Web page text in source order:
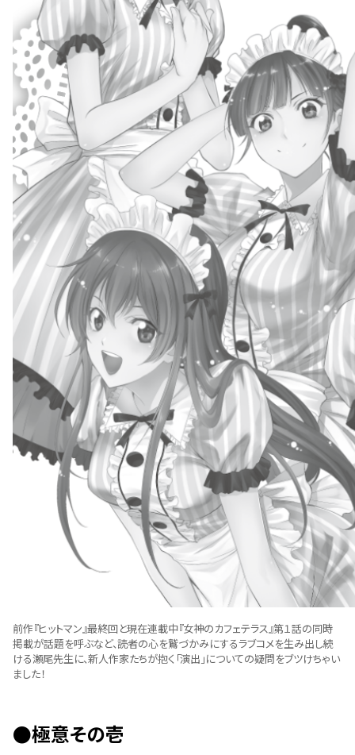
前作『ヒットマン』最終回と現在連載中『女神のカフェテラス』第１話の同時
掲載が話題を呼ぶなど、読者の心を鷲づかみにするラブコメを生み出し続
ける瀬尾先生に、新人作家たちが抱く「演出」についての疑問をブツけちゃい
ました！
●極意その壱